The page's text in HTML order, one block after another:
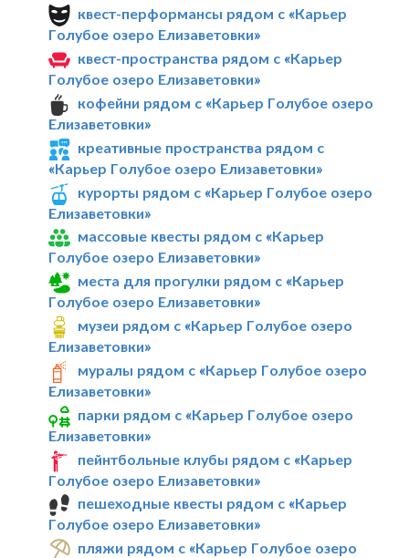
квест-перформансы рядом с «Карьер
Голубое озеро Елизаветовки»
квест-пространства рядом с «Карьер
Голубое озеро Елизаветовки»
кофейни рядом с «Карьер Голубое озеро
Елизаветовки»
креативные пространства рядом с
«Карьер Голубое озеро Елизаветовки»
курорты рядом с «Карьер Голубое озеро
Елизаветовки»
массовые квесты рядом с «Карьер
Голубое озеро Елизаветовки»
места для прогулки рядом с «Карьер
Голубое озеро Елизаветовки»
музеи рядом с «Карьер Голубое озеро
Елизаветовки»
муралы рядом с «Карьер Голубое озеро
Елизаветовки»
парки рядом с «Карьер Голубое озеро
Елизаветовки»
пейнтбольные клубы рядом с «Карьер
Голубое озеро Елизаветовки»
пешеходные квесты рядом с «Карьер
Голубое озеро Елизаветовки»
пляжи рядом с «Карьер Голубое озеро